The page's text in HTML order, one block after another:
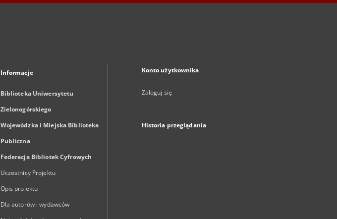
Informacje
Biblioteka Uniwersytetu
Zielonogórskiego
Wojewódzka i Miejska Biblioteka
Publiczna
Federacja Bibliotek Cyfrowych
Uczestnicy Projektu
Opis projektu
Dla autorów i wydawców
Konto użytkownika
Zaloguj się
Historia przeglądania